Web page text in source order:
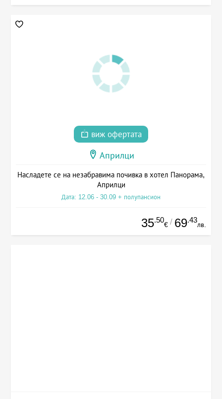
виж офертата
Априлци
Насладете се на незабравима почивка в хотел Панорама,
Априлци
Дата: 12.06 - 30.09 + полупансион
35.50
€ / 69.43
лв.